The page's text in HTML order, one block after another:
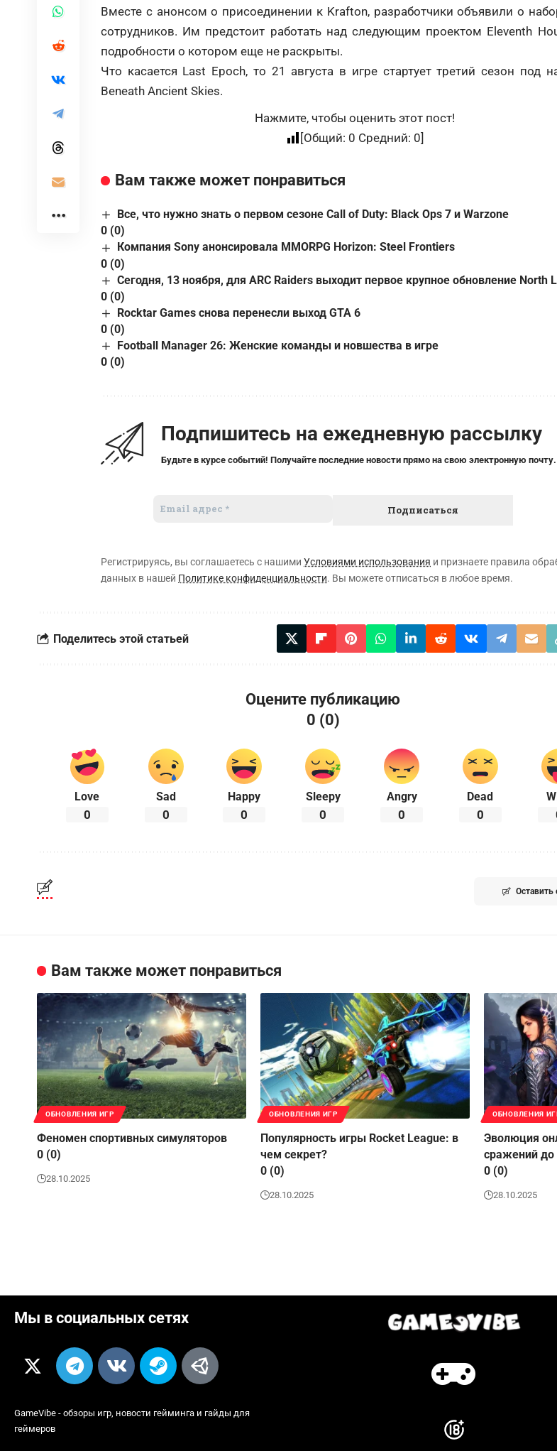
Вместе с анонсом о присоединении к Krafton, разработчики объявили о
сотрудников. Им предстоит работать над следующим проектом Eleventh
подробности о котором еще не раскрыты.
Что касается Last Epoch, то 21 августа в игре стартует третий сезон под
Beneath Ancient Skies.
Нажмите, чтобы оценить этот пост!
[Общий: 0 Средний: 0]
Вам также может понравиться
Все, что нужно знать о первом сезоне Call of Duty: Black Ops 7 и Warzone
0 (0)
Компания Sony анонсировала MMORPG Horizon: Steel Frontiers
0 (0)
Сегодня, 13 ноября, для ARC Raiders выходит первое крупное обновление North
0 (0)
Rocktar Games снова перенесли выход GTA 6
0 (0)
Football Manager 26: Женские команды и новшества в игре
0 (0)
Подпишитесь на ежедневную рассылку
Будьте в курсе событий! Получайте последние новости прямо на свою электронную почту.
Регистрируясь, вы соглашаетесь с нашими Условиями использования и признаете правила
данных в нашей Политике конфиденциальности. Вы можете отписаться в любое время.
Поделитесь этой статьей
Оцените публикацию
0 (0)
Love
0
Sad
0
Happy
0
Sleepy
0
Angry
0
Dead
0
Оставить
Вам также может понравиться
ОБНОВЛЕНИЯ ИГР
Феномен спортивных симуляторов
0 (0)
28.10.2025
ОБНОВЛЕНИЯ ИГР
Популярность игры Rocket League: в
чем секрет?
0 (0)
28.10.2025
ОБНОВЛЕНИЯ
Эволюция
сражений до
0 (0)
28.10.2025
Мы в социальных сетях
GameVibe - обзоры игр, новости гейминга и гайды для
геймеров